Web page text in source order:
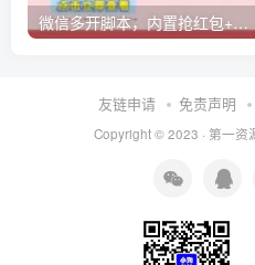
微信多开脚本，内置抢红包+好友检测+朋友圈转发等（安卓脚本+视频教程）
友链申请 免责声明
Copyright © 2023 · 第一资